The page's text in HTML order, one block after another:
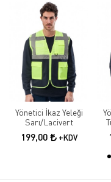
Yönetici İkaz Yeleği
Sarı/Lacivert
199,00 +KDV